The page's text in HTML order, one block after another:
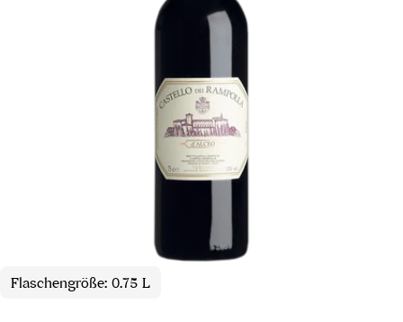
Flaschengröße: 0.75 L